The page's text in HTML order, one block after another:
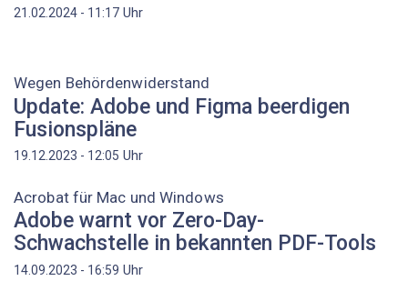
21.02.2024 - 11:17 Uhr
Wegen Behördenwiderstand
Update: Adobe und Figma beerdigen
Fusionspläne
19.12.2023 - 12:05 Uhr
Acrobat für Mac und Windows
Adobe warnt vor Zero-Day-
Schwachstelle in bekannten PDF-Tools
14.09.2023 - 16:59 Uhr